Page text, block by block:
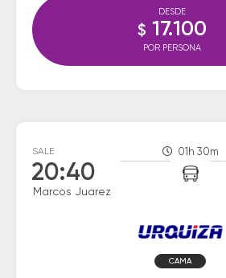
DESDE
$ 17.100
POR PERSONA
SALE
20:40
Marcos Juarez
01h 30m
CAMA